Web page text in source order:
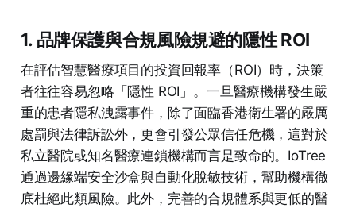
1. 品牌保護與合規風險規避的隱性 ROI
在評估智慧醫療項目的投資回報率（ROI）時，決策
者往往容易忽略「隱性 ROI」。一旦醫療機構發生嚴
重的患者隱私洩露事件，除了面臨香港衛生署的嚴厲
處罰與法律訴訟外，更會引發公眾信任危機，這對於
私立醫院或知名醫療連鎖機構而言是致命的。IoTree
通過邊緣端安全沙盒與自動化脫敏技術，幫助機構徹
底杜絕此類風險。此外，完善的合規體系與更低的醫